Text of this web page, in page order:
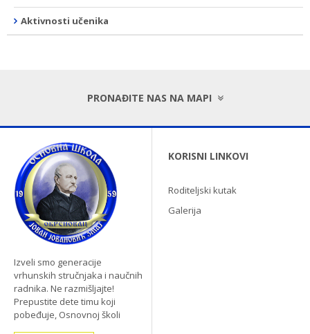
Aktivnosti učenika
PRONAĐITE NAS NA MAPI
Izveli smo generacije
vrhunskih stručnjaka i naučnih
radnika. Ne razmišljajte!
Prepustite dete timu koji
pobeđuje, Osnovnoj školi
KORISNI LINKOVI
Roditeljski kutak
Galerija